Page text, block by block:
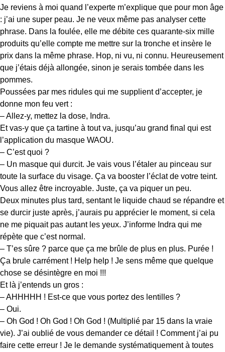
Je reviens à moi quand l’experte m’explique que pour mon âge
: j’ai une super peau. Je ne veux même pas analyser cette
phrase. Dans la foulée, elle me débite ces quarante-six mille
produits qu’elle compte me mettre sur la tronche et insère le
prix dans la même phrase. Hop, ni vu, ni connu. Heureusement
que j’étais déjà allongée, sinon je serais tombée dans les
pommes.
Poussées par mes ridules qui me supplient d’accepter, je
donne mon feu vert :
– Allez-y, mettez la dose, Indra.
Et vas-y que ça tartine à tout va, jusqu’au grand final qui est
l’application du masque WAOU.
– C’est quoi ?
– Un masque qui durcit. Je vais vous l’étaler au pinceau sur
toute la surface du visage. Ça va booster l’éclat de votre teint.
Vous allez être incroyable. Juste, ça va piquer un peu.
Deux minutes plus tard, sentant le liquide chaud se répandre et
se durcir juste après, j’aurais pu apprécier le moment, si cela
ne me piquait pas autant les yeux. J’informe Indra qui me
répète que c’est normal.
– T’es sûre ? parce que ça me brûle de plus en plus. Purée !
Ça brule carrément ! Help help ! Je sens même que quelque
chose se désintègre en moi !!!
Et là j’entends un gros :
– AHHHHH ! Est-ce que vous portez des lentilles ?
– Oui.
– Oh God ! Oh God ! Oh God ! (Multiplié par 15 dans la vraie
vie). J’ai oublié de vous demander ce détail ! Comment j’ai pu
faire cette erreur ! Je le demande systématiquement à toutes